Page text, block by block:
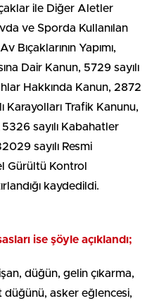
ile Diğer Aletler
ve Sporda Kullanılan
Bıçaklarının Yapımı,
Dair Kanun, 5729 sayılı
Hakkında Kanun, 2872
Karayolları Trafik Kanunu,
sayılı Kabahatler
sayılı Resmi
Gürültü Kontrol
kaydedildi.
ise şöyle açıklandı;
düğün, gelin çıkarma,
düğünü, asker eğlencesi,